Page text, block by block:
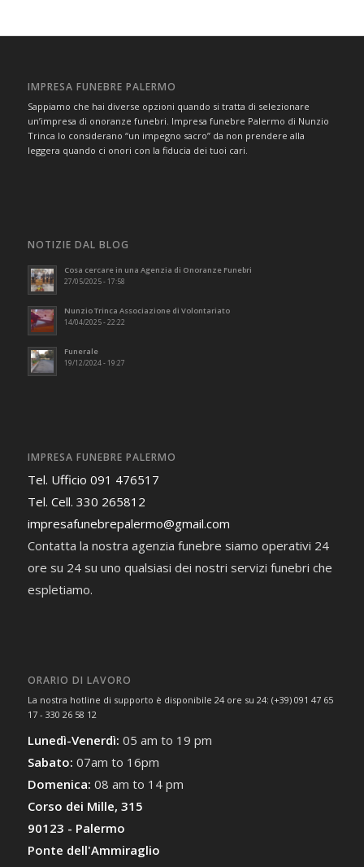
IMPRESA FUNEBRE PALERMO
Sappiamo che hai diverse opzioni quando si tratta di selezionare
un’impresa di onoranze funebri. Impresa funebre Palermo di Nunzio
Trinca lo considerano “un impegno sacro” da non prendere alla
leggera quando ci onori con la fiducia dei tuoi cari.
NOTIZIE DAL BLOG
Cosa cercare in una Agenzia di Onoranze Funebri
27/05/2025 - 17:58
Nunzio Trinca Associazione di Volontariato
14/04/2025 - 22:22
Funerale
19/12/2024 - 19:27
IMPRESA FUNEBRE PALERMO
Tel. Ufficio 091 476517
Tel. Cell. 330 265812
impresafunebrepalermo@gmail.com
Contatta la nostra agenzia funebre siamo operativi 24
ore su 24 su uno qualsiasi dei nostri servizi funebri che
espletiamo.
ORARIO DI LAVORO
La nostra hotline di supporto è disponibile 24 ore su 24: (+39) 091 47 65
17 - 330 26 58 12
Lunedì-Venerdì: 05 am to 19 pm
Sabato: 07am to 16pm
Domenica: 08 am to 14 pm
Corso dei Mille, 315
90123 - Palermo
Ponte dell'Ammiraglio